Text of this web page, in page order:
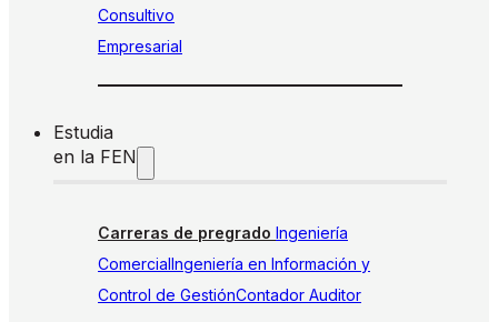
Consultivo
Empresarial
Estudia
en la FEN
Carreras de pregrado Ingeniería
ComercialIngeniería en Información y
Control de GestiónContador Auditor